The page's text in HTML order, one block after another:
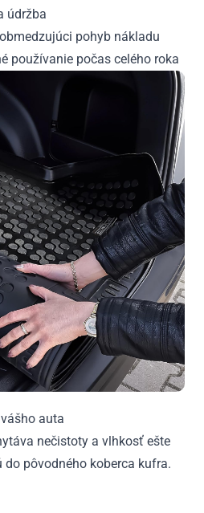
údržba
pohyb nákladu
používanie počas celého roka
auta
nečistoty a vlhkosť ešte
do pôvodného koberca kufra.